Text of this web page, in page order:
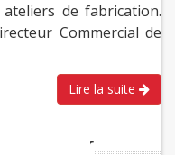
de fabrication.
Commercial de
Lire la suite
pour